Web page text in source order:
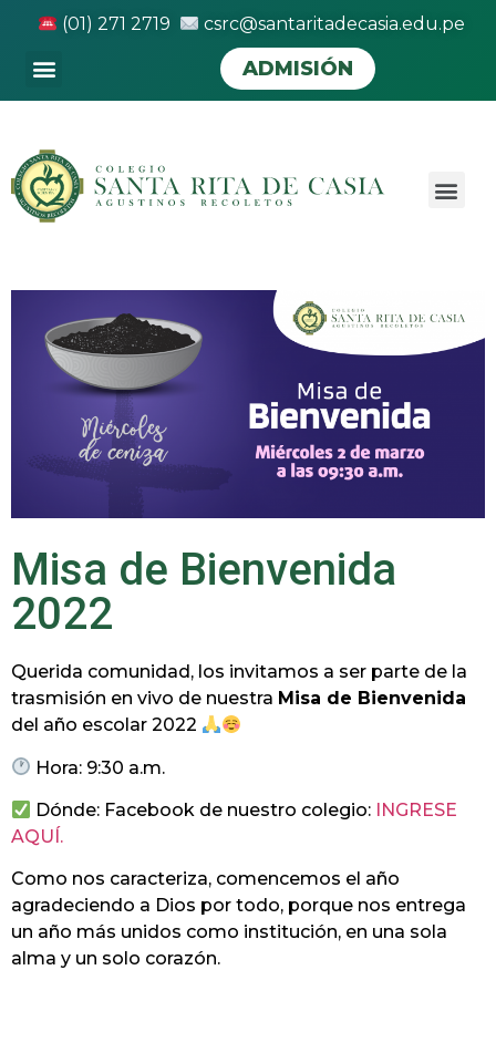
(01) 271 2719 csrc@santaritadecasia.edu.pe
ADMISIÓN
Misa de Bienvenida
2022
Querida comunidad, los invitamos a ser parte de la
trasmisión en vivo de nuestra Misa de Bienvenida
del año escolar 2022
Hora: 9:30 a.m.
Dónde: Facebook de nuestro colegio: INGRESE
AQUÍ.
Como nos caracteriza, comencemos el año
agradeciendo a Dios por todo, porque nos entrega
un año más unidos como institución, en una sola
alma y un solo corazón.